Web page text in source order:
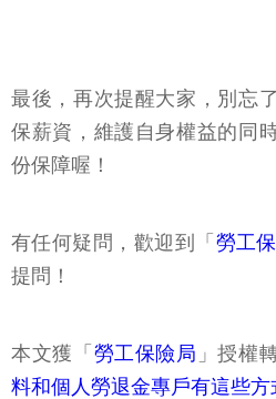
最後，再次提醒大家，別忘
保薪資，維護自身權益的同
份保障喔！
有任何疑問，歡迎到「 勞工
提問！
本文獲「 勞工保險局 」授權
料和個人勞退金專戶有這些方